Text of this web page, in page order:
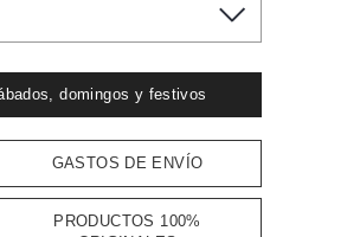
domingos y festivos
GASTOS DE ENVÍO
PRODUCTOS 100%